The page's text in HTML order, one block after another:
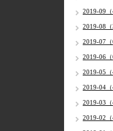
2019-09（
2019-08（
2019-07（
2019-06（
2019-05（
2019-04（
2019-03（
2019-02（